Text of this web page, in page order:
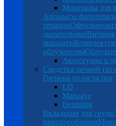
Минералы для
Аппараты
терапии
дыхательные
аппараты
облучателям
Аксессуары к
Средства личной
Гигиена полости рта
LD
Matwave
Dentalpik
Вкладыши для груди
приспособления